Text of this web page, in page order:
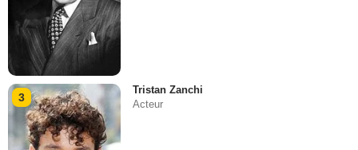
3
Tristan Zanchi
Acteur